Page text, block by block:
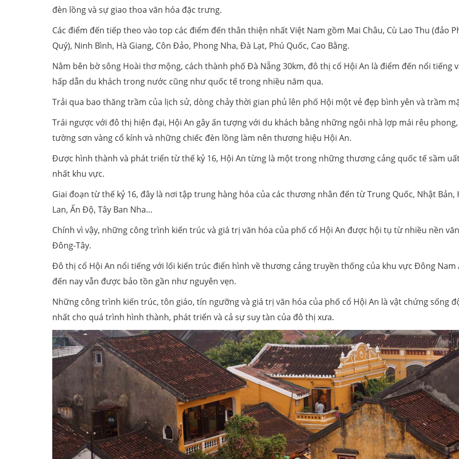
đèn lồng và sự giao thoa văn hóa đặc trưng.
Các điểm đến tiếp theo vào top các điểm đến thân thiện nhất Việt Nam gồm Mai Châu, Cù Lao Thu (đảo
Quý), Ninh Bình, Hà Giang, Côn Đảo, Phong Nha, Đà Lạt, Phú Quốc, Cao Bằng.
Nằm bên bờ sông Hoài thơ mộng, cách thành phố Đà Nẵng 30km, đô thị cổ Hội An là điểm đến nổi tiếng
hấp dẫn du khách trong nước cũng như quốc tế trong nhiều năm qua.
Trải qua bao thăng trầm của lịch sử, dòng chảy thời gian phủ lên phố Hội một vẻ đẹp bình yên và trầm
Trái ngược với đô thị hiện đại, Hội An gây ấn tượng với du khách bằng những ngôi nhà lợp mái rêu
tường sơn vàng cổ kính và những chiếc đèn lồng làm nên thương hiệu Hội An.
Được hình thành và phát triển từ thế kỷ 16, Hội An từng là một trong những thương cảng quốc tế sầm
nhất khu vực.
Giai đoạn từ thế kỷ 16, đây là nơi tập trung hàng hóa của các thương nhân đến từ Trung Quốc, Nhật Bản,
Lan, Ấn Độ, Tây Ban Nha…
Chính vì vậy, những công trình kiến trúc và giá trị văn hóa của phố cổ Hội An được hội tụ từ nhiều nền
Đông-Tây.
Đô thị cổ Hội An nổi tiếng với lối kiến trúc điển hình về thương cảng truyền thống của khu vực Đông Nam
đến nay vẫn được bảo tồn gần như nguyên vẹn.
Những công trình kiến trúc, tôn giáo, tín ngưỡng và giá trị văn hóa của phố cổ Hội An là vật chứng sống
nhất cho quá trình hình thành, phát triển và cả sự suy tàn của đô thị xưa.